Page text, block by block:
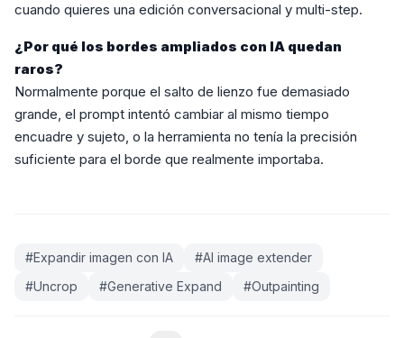
cuando quieres una edición conversacional y multi-step.
¿Por qué los bordes ampliados con IA quedan
raros?
Normalmente porque el salto de lienzo fue demasiado
grande, el prompt intentó cambiar al mismo tiempo
encuadre y sujeto, o la herramienta no tenía la precisión
suficiente para el borde que realmente importaba.
#Expandir imagen con IA #AI image extender
#Uncrop #Generative Expand #Outpainting